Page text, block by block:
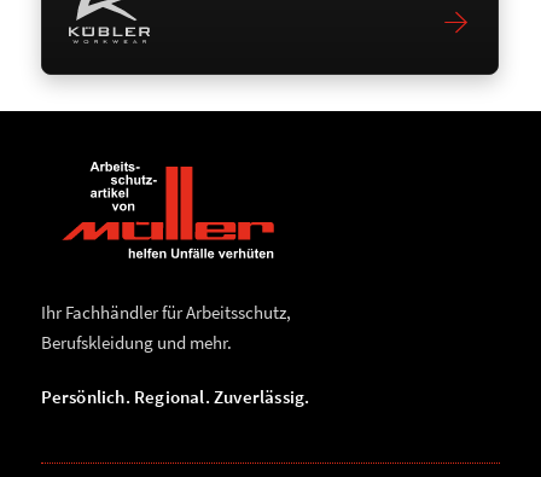
Ihr Fachhändler für Arbeitsschutz,
Berufskleidung und mehr.
Persönlich. Regional. Zuverlässig.